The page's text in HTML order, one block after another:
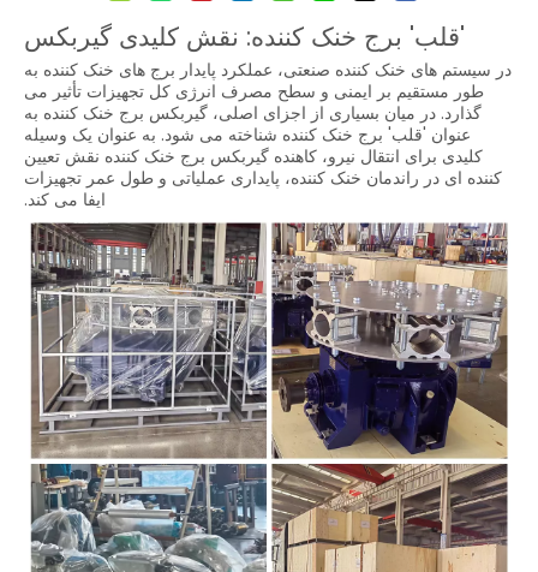
'قلب' برج خنک کننده: نقش کلیدی گیربکس
در سیستم های خنک کننده صنعتی، عملکرد پایدار برج های خنک کننده به
طور مستقیم بر ایمنی و سطح مصرف انرژی کل تجهیزات تأثیر می
گذارد. در میان بسیاری از اجزای اصلی، گیربکس برج خنک کننده به
عنوان 'قلب' برج خنک کننده شناخته می شود. به عنوان یک وسیله
کلیدی برای انتقال نیرو، کاهنده گیربکس برج خنک کننده نقش تعیین
کننده ای در راندمان خنک کننده، پایداری عملیاتی و طول عمر تجهیزات
ایفا می کند.